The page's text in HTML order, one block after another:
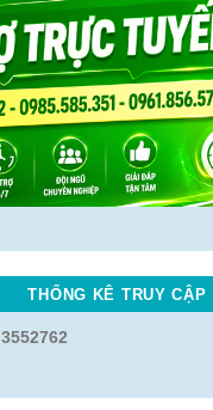
THỐNG KÊ TRUY CẬP
3552762